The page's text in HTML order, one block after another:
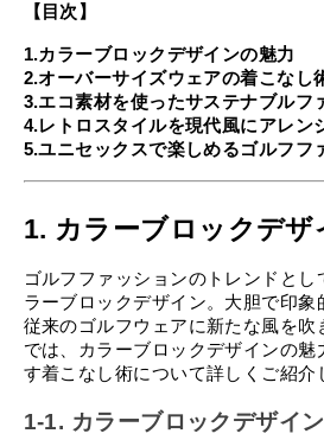
【目次】
1.カラーブロックデザインの魅力
2.オーバーサイズウェアの着こなし
3.エコ素材を使ったサステナブルフ
4.レトロスタイルを現代風にアレン
5.ユニセックスで楽しめるゴルフフ
1. カラーブロックデザ
ゴルフファッションのトレンドとし
ラーブロックデザイン。大胆で印象
従来のゴルフウェアに新たな風を吹
では、カラーブロックデザインの魅
す着こなし術について詳しくご紹介
1-1. カラーブロックデザイ